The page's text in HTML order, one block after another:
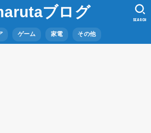
ブログ
ゲーム 家電 その他
SEARCH